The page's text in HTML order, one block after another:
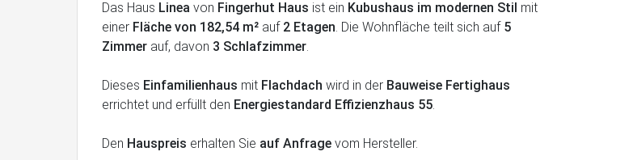
Das Haus Linea von Fingerhut Haus ist ein Kubushaus im modernen Stil mit
einer Fläche von 182,54 m² auf 2 Etagen . Die Wohnfläche teilt sich auf 5
Zimmer auf, davon 3 Schlafzimmer
Dieses Einfamilienhaus mit Flachdach wird in der Bauweise Fertighaus
errichtet und erfüllt den Energiestandard Effizienzhaus 55
Den Hauspreis erhalten Sie auf Anfrage vom Hersteller.